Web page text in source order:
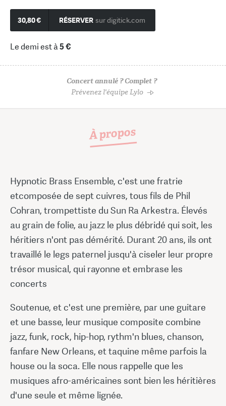
30,80 € RÉSERVER sur digitick.com
Le demi est à5 €
Concert annulé ? Complet ?
Prévenez l'équipe Lylo
À propos
Hypnotic Brass Ensemble, c'est une fratrie
etcomposée de sept cuivres, tous fils de Phil
Cohran, trompettiste du Sun Ra Arkestra. Élevés
au grain de folie, au jazz le plus débridé qui soit, les
héritiers n'ont pas démérité. Durant 20 ans, ils ont
travaillé le legs paternel jusqu'à ciseler leur propre
trésor musical, qui rayonne et embrase les
concerts
Soutenue, et c'est une première, par une guitare
et une basse, leur musique composite combine
jazz, funk, rock, hip-hop, rythm'n blues, chanson,
fanfare New Orleans, et taquine même parfois la
house ou la soca. Elle nous rappelle que les
musiques afro-américaines sont bien les héritières
d'une seule et même lignée.